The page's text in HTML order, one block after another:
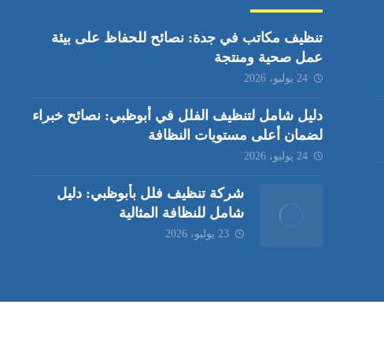
تنظيف مكاتب في جدة: نصائح للحفاظ على بيئة
عمل صحية ومنتجة
24 يوليو، 2026
دليل شامل لتنظيف الفلل في أبوظبي: نصائح خبراء
لضمان أعلى مستويات النظافة
24 يوليو، 2026
شركة تنظيف فلل بأبوظبي: دليل
شامل للنظافة المثالية
23 يوليو، 2026